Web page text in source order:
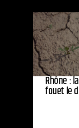
Rhône :
fouet le